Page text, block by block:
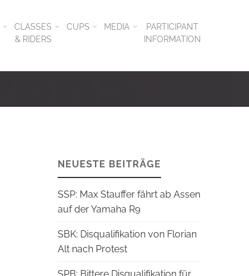
CLASSES
& RIDERS
CUPS MEDIA
PARTICIPANT
INFORMATION
NEUESTE BEITRÄGE
SSP: Max Stauffer fährt ab Assen
auf der Yamaha R9
SBK: Disqualifikation von Florian
Alt nach Protest